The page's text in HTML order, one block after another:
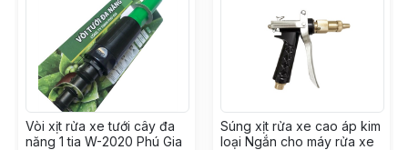
Vòi xịt rửa xe tưới cây đa
năng 1 tia W-2020 Phú Gia
Súng xịt rửa xe cao áp kim
loại Ngắn cho máy rửa xe